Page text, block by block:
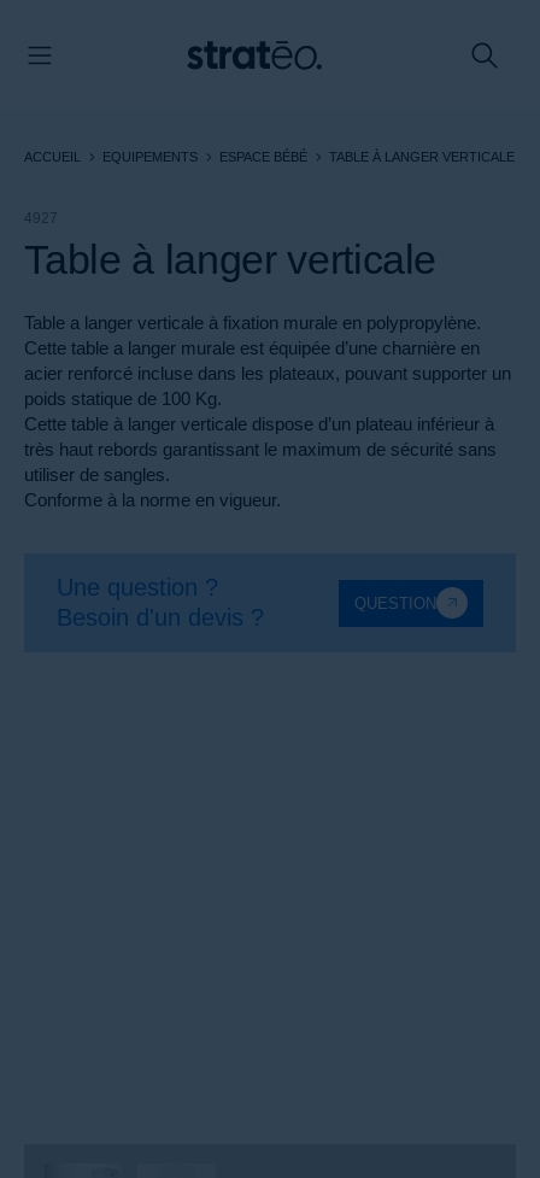
ACCUEIL EQUIPEMENTS ESPACE BÉBÉ TABLE À LANGER VERTICALE
4927
Table à langer verticale
Table a langer verticale à fixation murale en polypropylène.
Cette table a langer murale est équipée d’une charnière en
acier renforcé incluse dans les plateaux, pouvant supporter un
poids statique de 100 Kg.
Cette table à langer verticale dispose d’un plateau inférieur à
très haut rebords garantissant le maximum de sécurité sans
utiliser de sangles.
Conforme à la norme en vigueur.
Une question ?
Besoin d'un devis ?
QUESTION